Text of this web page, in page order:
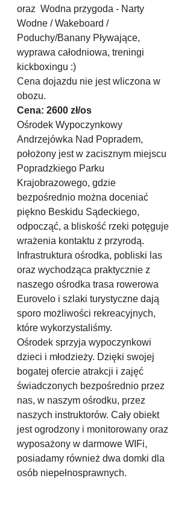
oraz  Wodna przygoda - Narty
Wodne / Wakeboard /
Poduchy/Banany Pływające,
wyprawa całodniowa, treningi
kickboxingu :)
Cena dojazdu nie jest wliczona w
obozu.
Cena: 2600 zł/os
Ośrodek Wypoczynkowy
Andrzejówka Nad Popradem,
położony jest w zacisznym miejscu
Popradzkiego Parku
Krajobrazowego, gdzie
bezpośrednio można doceniać
piękno Beskidu Sądeckiego,
odpocząć, a bliskość rzeki potęguje
wrażenia kontaktu z przyrodą.
Infrastruktura ośrodka, pobliski las
oraz wychodząca praktycznie z
naszego ośrodka trasa rowerowa
Eurovelo i szlaki turystyczne dają
sporo możliwości rekreacyjnych,
które wykorzystaliśmy.
Ośrodek sprzyja wypoczynkowi
dzieci i młodzieży. Dzięki swojej
bogatej ofercie atrakcji i zajęć
świadczonych bezpośrednio przez
nas, w naszym ośrodku, przez
naszych instruktorów. Cały obiekt
jest ogrodzony i monitorowany oraz
wyposażony w darmowe WIFi,
posiadamy również dwa domki dla
osób niepełnosprawnych.